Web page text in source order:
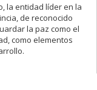
la entidad líder en la
de reconocido
la paz como el
como elementos